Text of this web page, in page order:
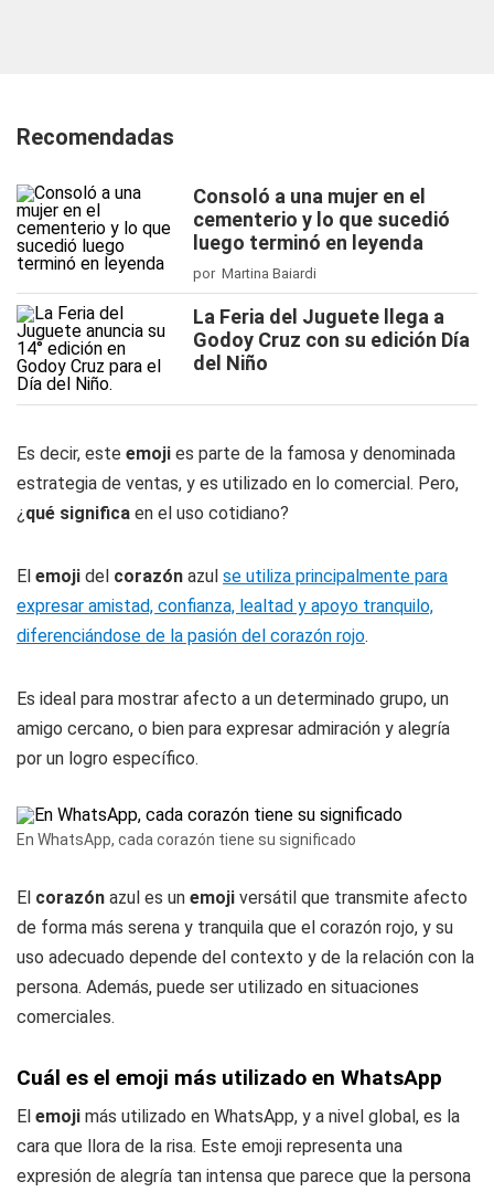
Recomendadas
Consoló a una mujer en el
cementerio y lo que sucedió
luego terminó en leyenda
por Martina Baiardi
La Feria del Juguete llega a
Godoy Cruz con su edición Día
del Niño
Es decir, este emoji es parte de la famosa y denominada
estrategia de ventas, y es utilizado en lo comercial. Pero,
¿ qué significa en el uso cotidiano?
El emoji del corazón azul se utiliza principalmente para
expresar amistad, confianza, lealtad y apoyo tranquilo,
diferenciándose de la pasión del corazón rojo.
Es ideal para mostrar afecto a un determinado grupo, un
amigo cercano, o bien para expresar admiración y alegría
por un logro específico.
En WhatsApp, cada corazón tiene su significado
El corazón azul es un emoji versátil que transmite afecto
de forma más serena y tranquila que el corazón rojo, y su
uso adecuado depende del contexto y de la relación con la
persona. Además, puede ser utilizado en situaciones
comerciales.
Cuál es el emoji más utilizado en WhatsApp
El emoji más utilizado en WhatsApp, y a nivel global, es la
cara que llora de la risa. Este emoji representa una
expresión de alegría tan intensa que parece que la persona